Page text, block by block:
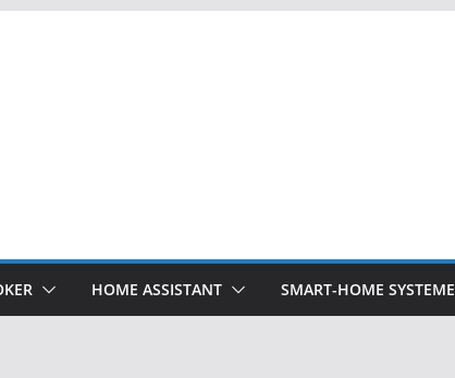
HOME ASSISTANT SMART-HOME SYSTEME